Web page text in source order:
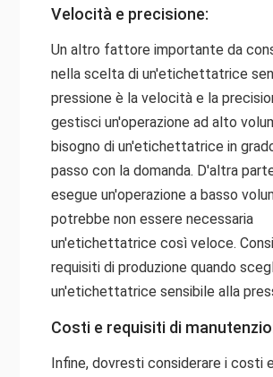
Velocità e precisione:
Un altro fattore importante da
nella scelta di un'etichettatrice
pressione è la velocità e la
gestisci un'operazione ad alto
bisogno di un'etichettatrice in
passo con la domanda. D'altra
esegue un'operazione a basso
potrebbe non essere necessaria
un'etichettatrice così veloce.
requisiti di produzione quando
un'etichettatrice sensibile alla
Costi e requisiti di
Infine, dovresti considerare i costi